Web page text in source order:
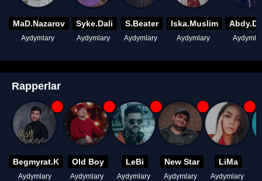
MaD.Nazarov
Aydymlary
Syke.Dali
Aydymlary
S.Beater
Aydymlary
Iska.Muslim
Aydymlary
Rapperlar
Begmyrat.K
Aydymlary
Old Boy
Aydymlary
LeBi
Aydymlary
New Star
Aydymlary
LiMa
Aydymlary